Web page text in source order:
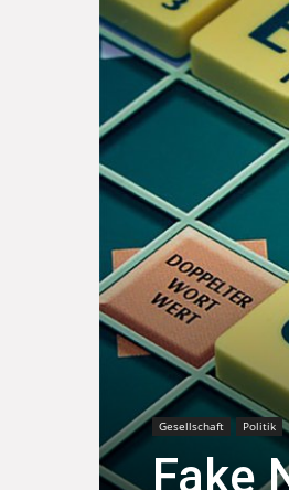
Gesellschaft Politik
Fake